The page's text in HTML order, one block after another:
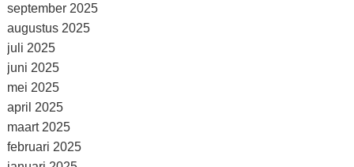
september 2025
augustus 2025
juli 2025
juni 2025
mei 2025
april 2025
maart 2025
februari 2025